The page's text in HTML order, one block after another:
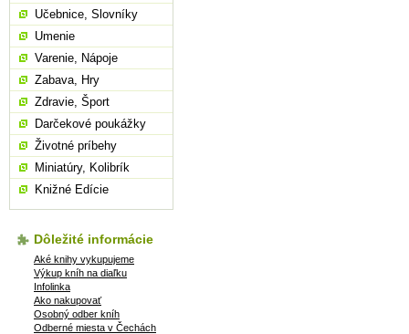
Učebnice, Slovníky
Umenie
Varenie, Nápoje
Zabava, Hry
Zdravie, Šport
Darčekové poukážky
Životné príbehy
Miniatúry, Kolibrík
Knižné Edície
Dôležité informácie
Aké knihy vykupujeme
Výkup kníh na diaľku
Infolinka
Ako nakupovať
Osobný odber kníh
Odberné miesta v Čechách